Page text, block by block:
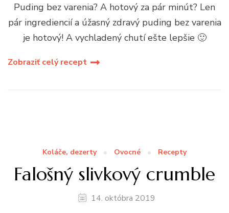
Puding bez varenia? A hotový za pár minút? Len
pár ingrediencií a úžasný zdravý puding bez varenia
je hotový! A vychladený chutí ešte lepšie 🙂
Zobraziť celý recept
Koláče, dezerty Ovocné Recepty
Falošný slivkový crumble
14. októbra 2019